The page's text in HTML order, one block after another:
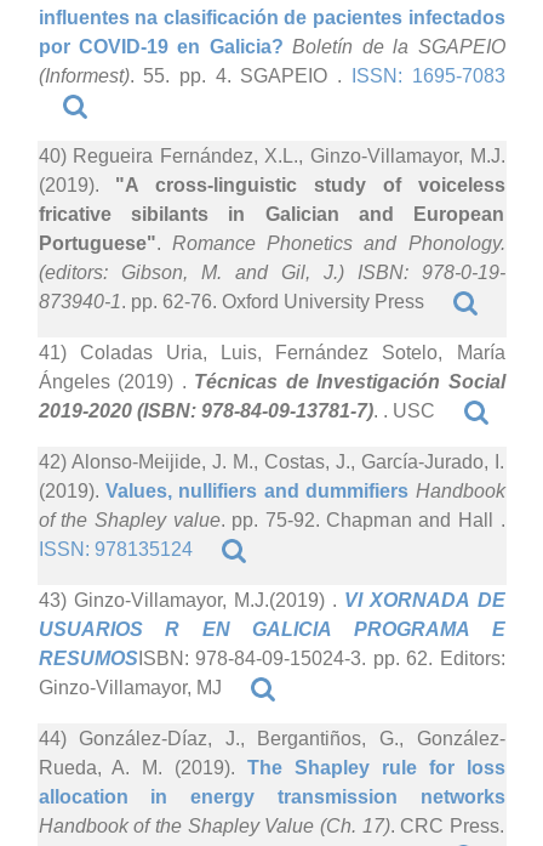
influentes na clasificación de pacientes infectados
por COVID-19 en Galicia? Boletín de la SGAPEIO
(Informest). 55. pp. 4. SGAPEIO . ISSN: 1695-7083
40) Regueira Fernández, X.L., Ginzo-Villamayor, M.J.
(2019). "A cross-linguistic study of voiceless
fricative sibilants in Galician and European
Portuguese". Romance Phonetics and Phonology.
(editors: Gibson, M. and Gil, J.) ISBN: 978-0-19-
873940-1. pp. 62-76. Oxford University Press
41) Coladas Uria, Luis, Fernández Sotelo, María
Ángeles (2019) . Técnicas de Investigación Social
2019-2020 (ISBN: 978-84-09-13781-7). . USC
42) Alonso-Meijide, J. M., Costas, J., García-Jurado, I.
(2019). Values, nullifiers and dummifiers Handbook
of the Shapley value. pp. 75-92. Chapman and Hall .
ISSN: 978135124
43) Ginzo-Villamayor, M.J.(2019) . VI XORNADA DE
USUARIOS R EN GALICIA PROGRAMA E
RESUMOSISBN: 978-84-09-15024-3. pp. 62. Editors:
Ginzo-Villamayor, MJ
44) González-Díaz, J., Bergantiños, G., González-
Rueda, A. M. (2019). The Shapley rule for loss
allocation in energy transmission networks
Handbook of the Shapley Value (Ch. 17). CRC Press.